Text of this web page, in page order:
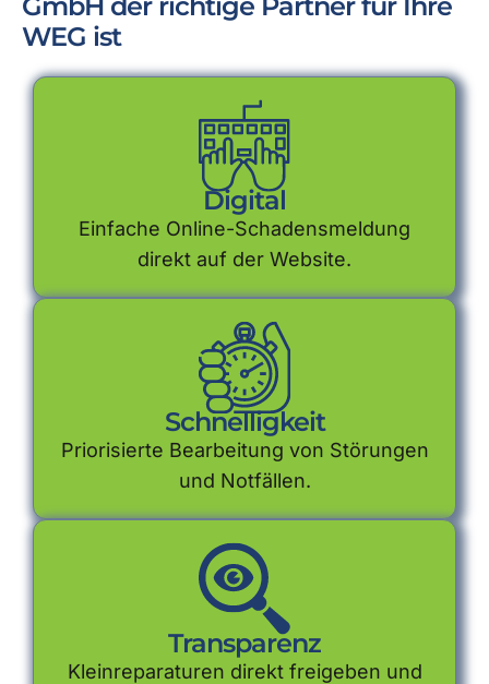
WEG ist
Digital
Einfache Online-Schadensmeldung
direkt auf der Website.
Schnelligkeit
Priorisierte Bearbeitung von Störungen
und Notfällen.
Transparenz
Kleinreparaturen direkt freigeben und